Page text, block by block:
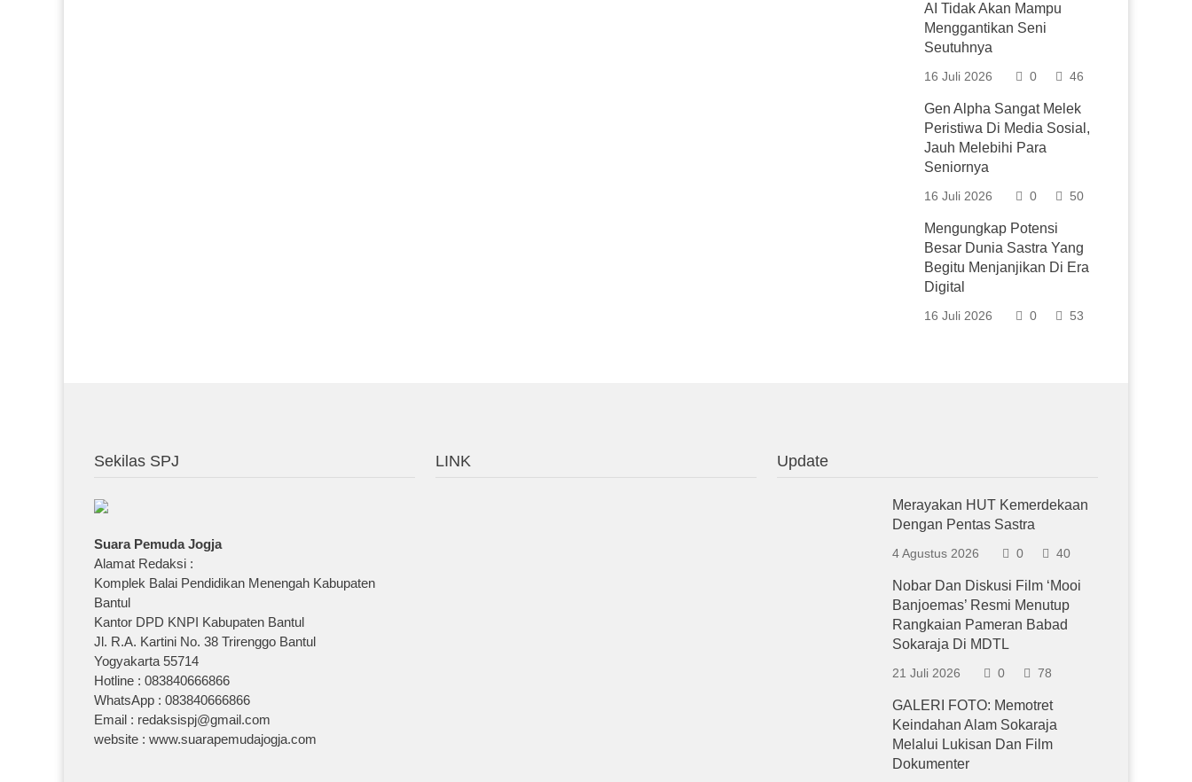
AI Tidak Akan Mampu
Menggantikan Seni
Seutuhnya
16 Juli 2026 0 46
Gen Alpha Sangat Melek
Peristiwa Di Media Sosial,
Jauh Melebihi Para
Seniornya
16 Juli 2026 0 50
Mengungkap Potensi
Besar Dunia Sastra Yang
Begitu Menjanjikan Di Era
Digital
16 Juli 2026 0 53
Sekilas SPJ
Suara Pemuda Jogja
Alamat Redaksi :
Komplek Balai Pendidikan Menengah Kabupaten
Bantul
Kantor DPD KNPI Kabupaten Bantul
Jl. R.A. Kartini No. 38 Trirenggo Bantul
Yogyakarta 55714
Hotline : 083840666866
WhatsApp : 083840666866
Email : redaksispj@gmail.com
website : www.suarapemudajogja.com
LINK Update
Merayakan HUT Kemerdekaan
Dengan Pentas Sastra
4 Agustus 2026 0 40
Nobar Dan Diskusi Film ‘Mooi
Banjoemas’ Resmi Menutup
Rangkaian Pameran Babad
Sokaraja Di MDTL
21 Juli 2026 0 78
GALERI FOTO: Memotret
Keindahan Alam Sokaraja
Melalui Lukisan Dan Film
Dokumenter